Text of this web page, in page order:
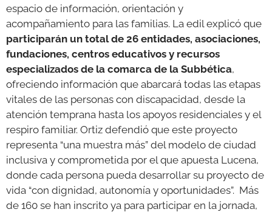
espacio de información, orientación y
acompañamiento para las familias. La edil explicó que
participarán un total de 26 entidades, asociaciones,
fundaciones, centros educativos y recursos
especializados de la comarca de la Subbética,
ofreciendo información que abarcará todas las etapas
vitales de las personas con discapacidad, desde la
atención temprana hasta los apoyos residenciales y el
respiro familiar. Ortiz defendió que este proyecto
representa “una muestra más” del modelo de ciudad
inclusiva y comprometida por el que apuesta Lucena,
donde cada persona pueda desarrollar su proyecto de
vida “con dignidad, autonomía y oportunidades”. Más
de 160 se han inscrito ya para participar en la jornada,